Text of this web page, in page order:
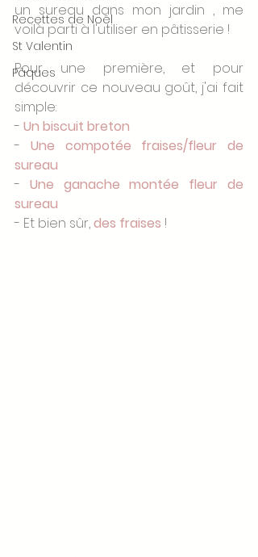
Recettes de Noël
St Valentin
Pâques
un sureau dans mon jardin , me
voilà parti à l'utiliser en pâtisserie !
Pour une première, et pour
découvrir ce nouveau goût, j'ai fait
simple:
- Un biscuit breton
- Une compotée fraises/fleur de
sureau
- Une ganache montée fleur de
sureau
- Et bien sûr, des fraises !